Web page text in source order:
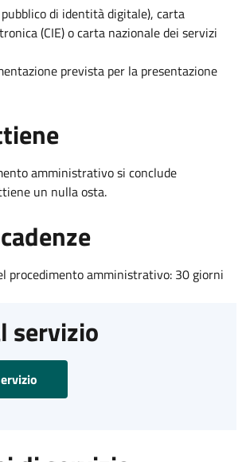
pubblico di identità digitale), carta
(CIE) o carta nazionale dei servizi
prevista per la presentazione
amministrativo si conclude
un nulla osta.
procedimento amministrativo: 30 giorni
servizio